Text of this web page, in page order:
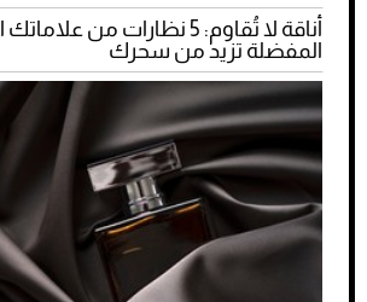
أناقة لا تُقاوم: 5 نظارات من
المفضلة تزيد من سحرك